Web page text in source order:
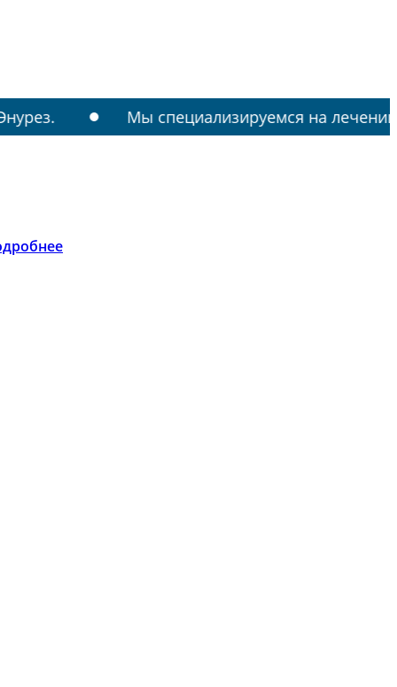
Мы специализируемся на лечении: РАС,